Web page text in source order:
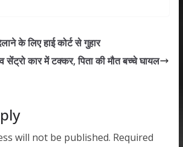
er e
dI
l e
के लिए हाई कोर्ट से गुहार
सेंट्रो कार में टक्कर, पिता की मौत बच्चे घायल
will not be published. Required